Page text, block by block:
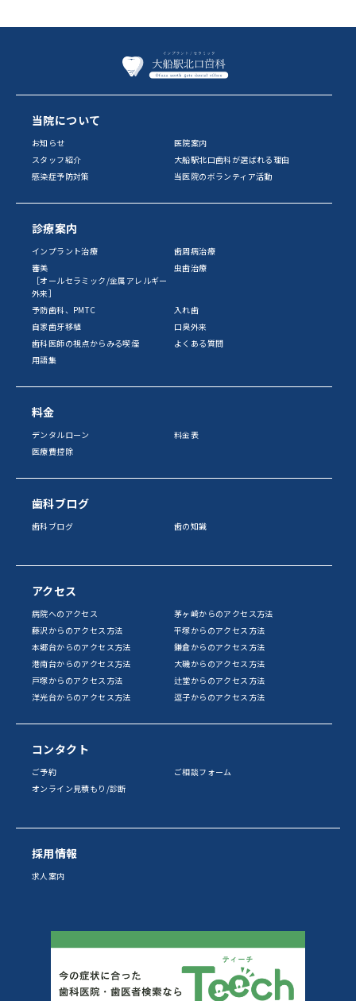
当院について
お知らせ
医院案内
スタッフ紹介
大船駅北口歯科が選ばれる理由
感染症予防対策
当医院のボランティア活動
診療案内
インプラント治療
歯周病治療
審美
［オールセラミック/金属アレルギー
外来］
虫歯治療
予防歯科、PMTC
入れ歯
自家歯牙移植
口臭外来
歯科医師の視点からみる喫煙
よくある質問
用語集
料金
デンタルローン
料金表
医療費控除
歯科ブログ
歯科ブログ 歯の知識
アクセス
病院へのアクセス
茅ヶ崎からのアクセス方法
藤沢からのアクセス方法
平塚からのアクセス方法
本郷台からのアクセス方法
鎌倉からのアクセス方法
港南台からのアクセス方法
大磯からのアクセス方法
戸塚からのアクセス方法
辻堂からのアクセス方法
洋光台からのアクセス方法
逗子からのアクセス方法
コンタクト
ご予約
ご相談フォーム
オンライン見積もり/診断
採用情報
求人案内